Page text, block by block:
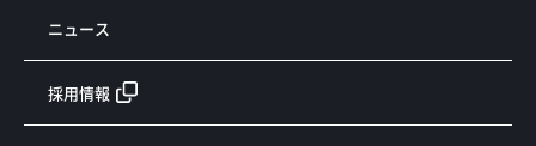
ニュース
採用情報